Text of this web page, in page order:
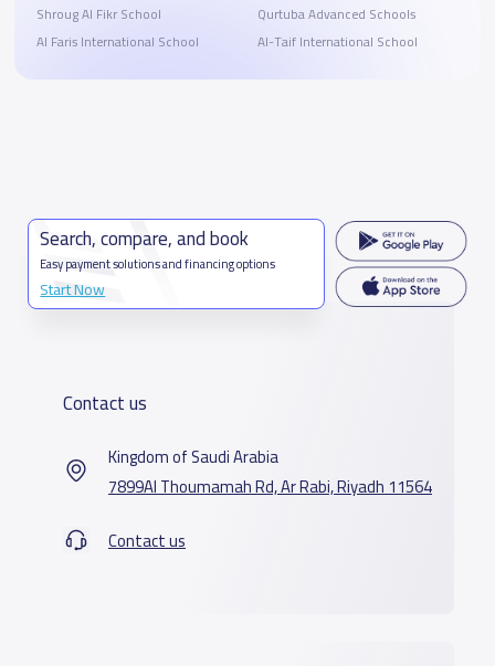
Shroug Al Fikr School
Al Faris International School
Qurtuba Advanced Schools
Al-Taif International School
Search, compare, and book
Easy payment solutions and financing options
Start Now
Contact us
Kingdom of Saudi Arabia
7899Al Thoumamah Rd, Ar Rabi, Riyadh 11564
Contact us